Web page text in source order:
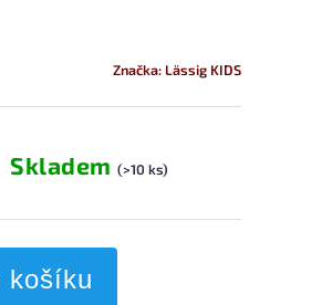
Značka: Lässig KIDS
Skladem(>10 ks)
košíku